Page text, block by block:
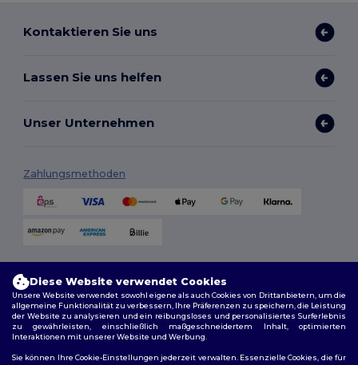
Kontaktieren Sie uns
Lassen Sie uns helfen
Unser Unternehmen
Zahlungsmethoden
Diese Website verwendet Cookies
Unsere Website verwendet sowohl eigene als auch Cookies von Drittanbietern, um die
allgemeine Funktionalität zu verbessern, Ihre Präferenzen zu speichern, die Leistung
der Website zu analysieren und ein reibungsloses und personalisiertes Surferlebnis
zu gewährleisten, einschließlich maßgeschneidertem Inhalt, optimierten
Interaktionen mit unserer Website und Werbung.
Sie können Ihre Cookie-Einstellungen jederzeit verwalten. Essenzielle Cookies, die für